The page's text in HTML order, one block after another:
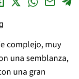
complejo, muy
una semblanza,
una gran